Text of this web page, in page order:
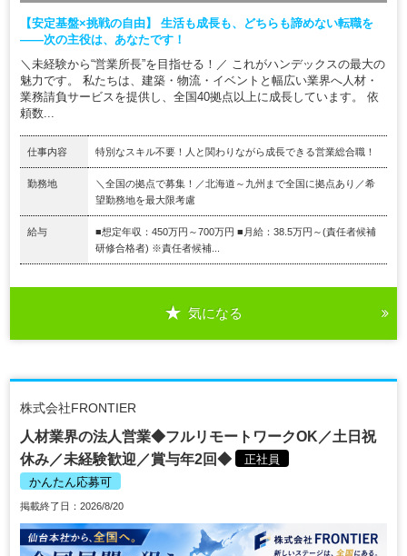
【安定基盤×挑戦の自由】 生活も成長も、どちらも諦めない転職を
——次の主役は、あなたです！
＼未経験から“営業所長”を目指せる！／ これがハンデックスの最大の
魅力です。 私たちは、建築・物流・イベントと幅広い業界へ人材・
業務請負サービスを提供し、全国40拠点以上に成長しています。 依
頼数...
仕事内容 特別なスキル不要！人と関わりながら成長できる営業総合職！
勤務地
＼全国の拠点で募集！／北海道～九州まで全国に拠点あり／希
望勤務地を最大限考慮
給与
■想定年収：450万円～700万円 ■月給：38.5万円～(責任者候補
研修合格者) ※責任者候補...
気になる
株式会社FRONTIER
人材業界の法人営業◆フルリモートワークOK／土日祝
休み／未経験歓迎／賞与年2回◆
正社員
かんたん応募可
掲載終了日：2026/8/20